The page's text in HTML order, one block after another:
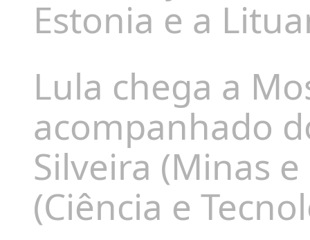
Estonia e a
Lula chega a
acompanhado
Silveira (Minas
(Ciência e